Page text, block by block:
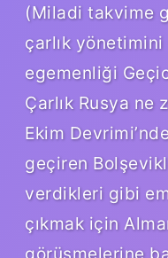
(Miladi takvime
çarlık
egemenliği
Çarlık Rusya ne
Ekim
geçiren
verdikleri gibi
çıkmak için
görüşmelerine